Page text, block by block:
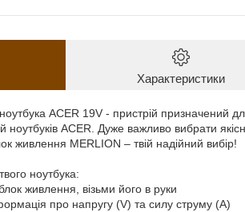
Характеристики
ACER 19V - пристрій призначений
ноутбуків ACER. Дуже важливо вибрати
живлення MERLION – твій надійний вибір!
ноутбука:
живлення, візьми його в руки
про напругу (V) та силу струму (А)